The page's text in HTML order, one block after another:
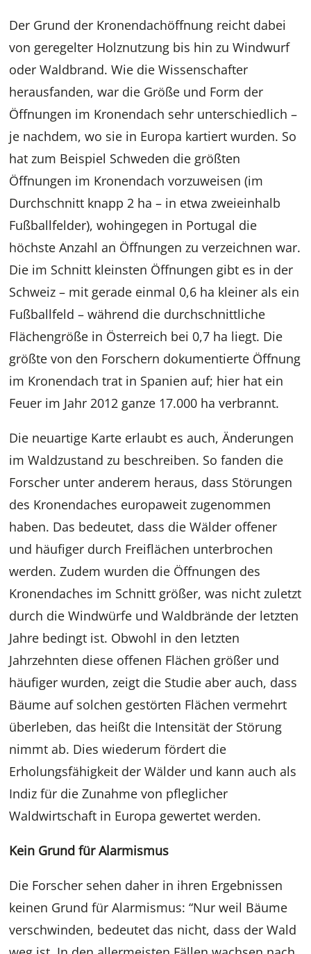
Der Grund der Kronendachöffnung reicht dabei
von geregelter Holznutzung bis hin zu Windwurf
oder Waldbrand. Wie die Wissenschafter
herausfanden, war die Größe und Form der
Öffnungen im Kronendach sehr unterschiedlich –
je nachdem, wo sie in Europa kartiert wurden. So
hat zum Beispiel Schweden die größten
Öffnungen im Kronendach vorzuweisen (im
Durchschnitt knapp 2 ha – in etwa zweieinhalb
Fußballfelder), wohingegen in Portugal die
höchste Anzahl an Öffnungen zu verzeichnen war.
Die im Schnitt kleinsten Öffnungen gibt es in der
Schweiz – mit gerade einmal 0,6 ha kleiner als ein
Fußballfeld – während die durchschnittliche
Flächengröße in Österreich bei 0,7 ha liegt. Die
größte von den Forschern dokumentierte Öffnung
im Kronendach trat in Spanien auf; hier hat ein
Feuer im Jahr 2012 ganze 17.000 ha verbrannt.
Die neuartige Karte erlaubt es auch, Änderungen
im Waldzustand zu beschreiben. So fanden die
Forscher unter anderem heraus, dass Störungen
des Kronendaches europaweit zugenommen
haben. Das bedeutet, dass die Wälder offener
und häufiger durch Freiflächen unterbrochen
werden. Zudem wurden die Öffnungen des
Kronendaches im Schnitt größer, was nicht zuletzt
durch die Windwürfe und Waldbrände der letzten
Jahre bedingt ist. Obwohl in den letzten
Jahrzehnten diese offenen Flächen größer und
häufiger wurden, zeigt die Studie aber auch, dass
Bäume auf solchen gestörten Flächen vermehrt
überleben, das heißt die Intensität der Störung
nimmt ab. Dies wiederum fördert die
Erholungsfähigkeit der Wälder und kann auch als
Indiz für die Zunahme von pfleglicher
Waldwirtschaft in Europa gewertet werden.
Kein Grund für Alarmismus
Die Forscher sehen daher in ihren Ergebnissen
keinen Grund für Alarmismus: “Nur weil Bäume
verschwinden, bedeutet das nicht, dass der Wald